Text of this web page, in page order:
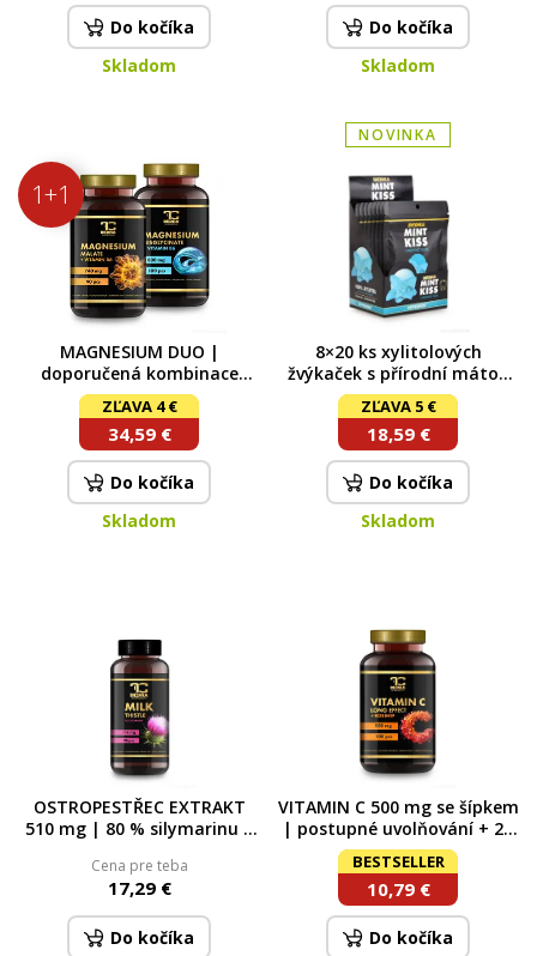
Do kočíka
Skladom
Do kočíka
Skladom
1+1
MAGNESIUM DUO |
doporučená kombinace
malátu & bisglycinátu
doplněná o vitamin B6
ZĽAVA 4 €
34,59 €
Do kočíka
Skladom
NOVINKA
8×20 ks xylitolových
žvýkaček s přírodní mátou
bez cukru | MINT KISS
peppermint | 160 kusů | 240
g
ZĽAVA 5 €
18,59 €
Do kočíka
Skladom
OSTROPESTŘEC EXTRAKT
510 mg | 80 % silymarinu |
detoxikace | 90 kapslí | 54,9
g
Cena pre teba
17,29 €
Do kočíka
VITAMIN C 500 mg se šípkem
| postupné uvolňování + 25
mg šípkového extraktu |
100 kapslí | 67,5 g
BESTSELLER
10,79 €
Do kočíka